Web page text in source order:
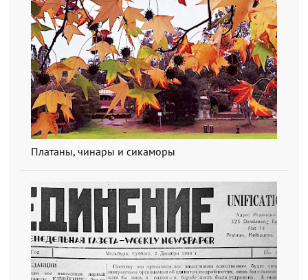
Платаны, чинары и сикаморы